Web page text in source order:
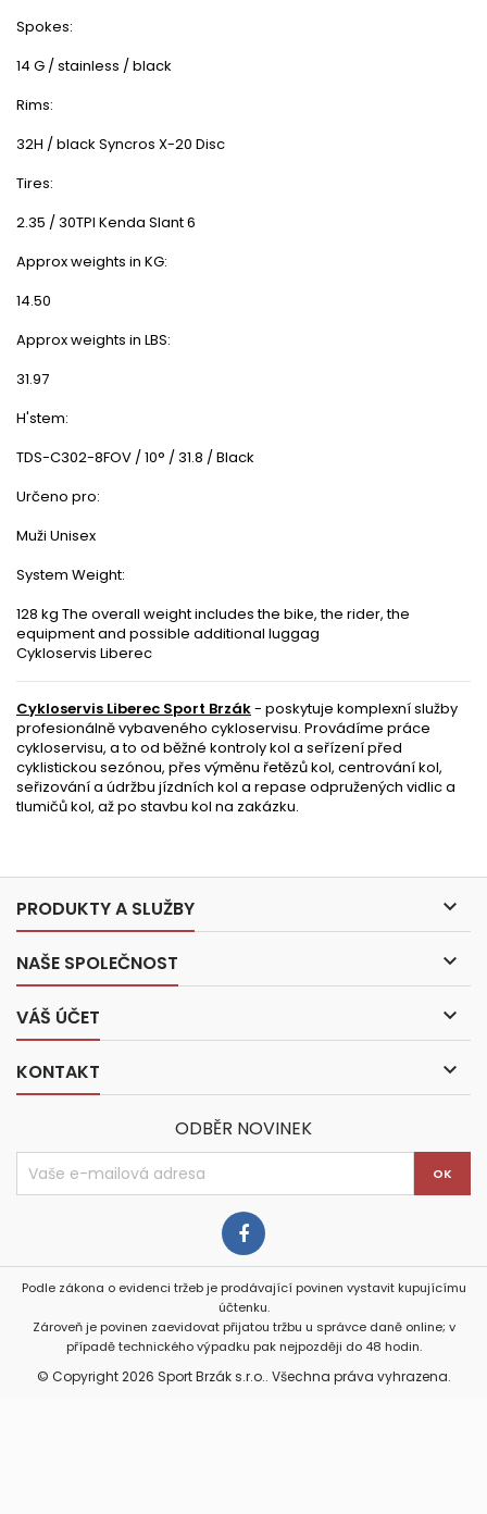
Spokes:
14 G / stainless / black
Rims:
32H / black Syncros X-20 Disc
Tires:
2.35 / 30TPI Kenda Slant 6
Approx weights in KG:
14.50
Approx weights in LBS:
31.97
H'stem:
TDS-C302-8FOV / 10° / 31.8 / Black
Určeno pro:
Muži Unisex
System Weight:
128 kg The overall weight includes the bike, the rider, the
equipment and possible additional luggag
Cykloservis Liberec
Cykloservis Liberec Sport Brzák- poskytuje komplexní služby
profesionálně vybaveného cykloservisu. Provádíme práce
cykloservisu, a to od běžné kontroly kol a seřízení před
cyklistickou sezónou, přes výměnu řetězů kol, centrování kol,
seřizování a údržbu jízdních kol a repase odpružených vidlic a
tlumičů kol, až po stavbu kol na zakázku.
PRODUKTY A SLUŽBY 
NAŠE SPOLEČNOST 
VÁŠ ÚČET 
KONTAKT 
ODBĚR NOVINEK
Podle zákona o evidenci tržeb je prodávající povinen vystavit kupujícímu
účtenku.
Zároveň je povinen zaevidovat přijatou tržbu u správce daně online; v
případě technického výpadku pak nejpozději do 48 hodin.
© Copyright 2026 Sport Brzák s.r.o.. Všechna práva vyhrazena.